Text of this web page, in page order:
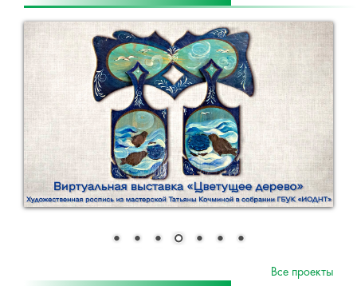
Все проекты